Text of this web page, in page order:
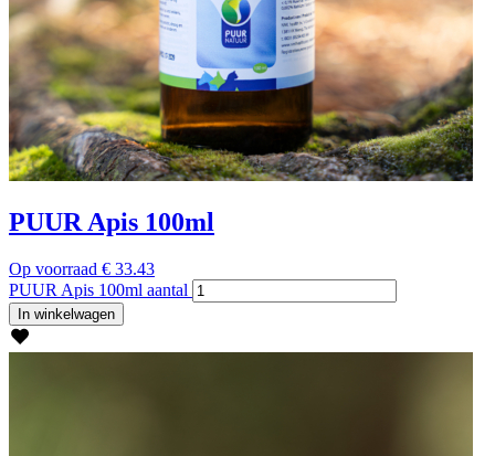
PUUR Apis 100ml
Op voorraad € 33.43
PUUR Apis 100ml aantal
In winkelwagen